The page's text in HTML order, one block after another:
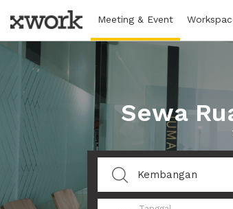
Meeting & Event
Sewa